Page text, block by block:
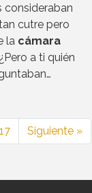
consideraban
cutre pero
la cámara
a ti quién
17 Siguiente »